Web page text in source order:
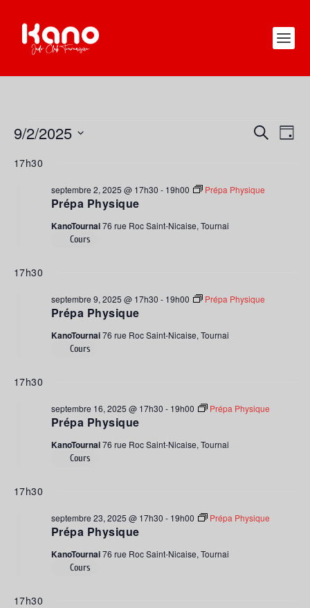
ÉVÈNEMENTS
FOR
SEPTEMBRE
DE
RECHERCHE
JOUR
9/2/2025
une
17h30
Prépa Physique
septembre 2, 2025 @ 17h30 - 19h00 Prépa Physique
KanoTournai76 rue Roc Saint-Nicaise, Tournai
Cours
17h30
Prépa Physique
septembre 9, 2025 @ 17h30 - 19h00 Prépa Physique
KanoTournai76 rue Roc Saint-Nicaise, Tournai
Cours
17h30
Prépa Physique
septembre 16, 2025 @ 17h30 - 19h00 Prépa Physique
KanoTournai76 rue Roc Saint-Nicaise, Tournai
Cours
17h30
Prépa Physique
septembre 23, 2025 @ 17h30 - 19h00 Prépa Physique
KanoTournai76 rue Roc Saint-Nicaise, Tournai
Cours
17h30